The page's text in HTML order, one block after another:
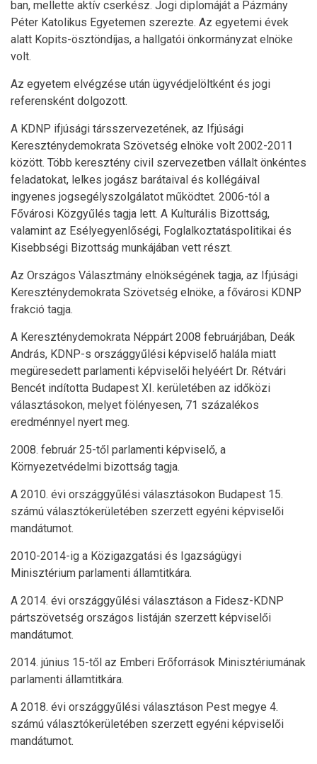
ban, mellette aktív cserkész. Jogi diplomáját a Pázmány
Péter Katolikus Egyetemen szerezte. Az egyetemi évek
alatt Kopits-ösztöndíjas, a hallgatói önkormányzat elnöke
volt.
Az egyetem elvégzése után ügyvédjelöltként és jogi
referensként dolgozott.
A KDNP ifjúsági társszervezetének, az Ifjúsági
Kereszténydemokrata Szövetség elnöke volt 2002-2011
között. Több keresztény civil szervezetben vállalt önkéntes
feladatokat, lelkes jogász barátaival és kollégáival
ingyenes jogsegélyszolgálatot működtet. 2006-tól a
Fővárosi Közgyűlés tagja lett. A Kulturális Bizottság,
valamint az Esélyegyenlőségi, Foglalkoztatáspolitikai és
Kisebbségi Bizottság munkájában vett részt.
Az Országos Választmány elnökségének tagja, az Ifjúsági
Kereszténydemokrata Szövetség elnöke, a fővárosi KDNP
frakció tagja.
A Kereszténydemokrata Néppárt 2008 februárjában, Deák
András, KDNP-s országgyűlési képviselő halála miatt
megüresedett parlamenti képviselői helyéért Dr. Rétvári
Bencét indította Budapest XI. kerületében az időközi
választásokon, melyet fölényesen, 71 százalékos
eredménnyel nyert meg.
2008. február 25-től parlamenti képviselő, a
Környezetvédelmi bizottság tagja.
A 2010. évi országgyűlési választásokon Budapest 15.
számú választókerületében szerzett egyéni képviselői
mandátumot.
2010-2014-ig a Közigazgatási és Igazságügyi
Minisztérium parlamenti államtitkára.
A 2014. évi országgyűlési választáson a Fidesz-KDNP
pártszövetség országos listáján szerzett képviselői
mandátumot.
2014. június 15-től az Emberi Erőforrások Minisztériumának
parlamenti államtitkára.
A 2018. évi országgyűlési választáson Pest megye 4.
számú választókerületében szerzett egyéni képviselői
mandátumot.